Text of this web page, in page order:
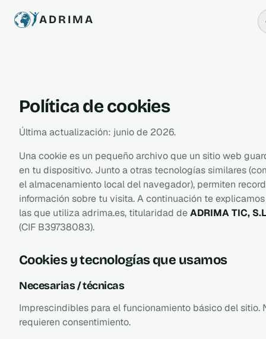
ADRIMA
Política de cookies
Última actualización: junio de 2026.
Una cookie es un pequeño archivo que un sitio web
en tu dispositivo. Junto a otras tecnologías similares
el almacenamiento local del navegador), permiten
información sobre tu visita. A continuación te explicamos
las que utiliza adrima.es, titularidad deADRIMA TIC,
(CIF B39738083).
Cookies y tecnologías que usamos
Necesarias / técnicas
Imprescindibles para el funcionamiento básico del sitio.
requieren consentimiento.